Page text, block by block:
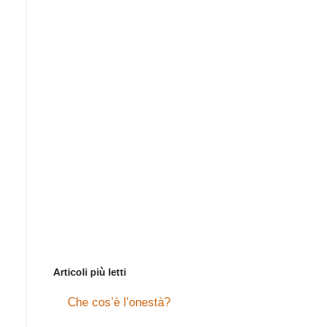
Articoli più letti
Che cos’è l’onestà?